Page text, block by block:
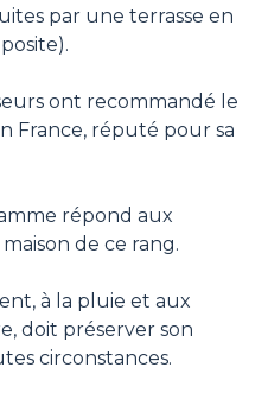
par une terrasse en
ont recommandé le
France, réputé pour sa
répond aux
de ce rang.
à la pluie et aux
doit préserver son
circonstances.